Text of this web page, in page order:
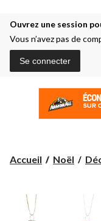
Ouvrez une session
Vous n’avez pas de
Se connecter
Accueil Noël